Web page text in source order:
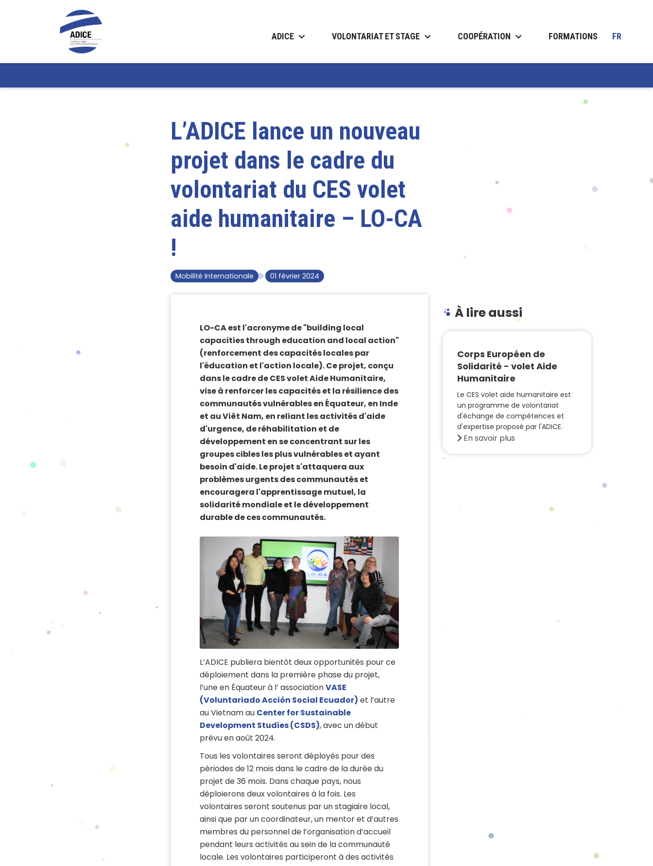
ADICE VOLONTARIAT ET STAGE COOPÉRATION FORMATIONS FR
L’ADICE lance un nouveau
projet dans le cadre du
volontariat du CES volet
aide humanitaire – LO-CA
!
Mobilité Internationale 01 février 2024
LO-CA est l'acronyme de "building local
capacities through education and local action"
(renforcement des capacités locales par
l'éducation et l'action locale). Ce projet, conçu
dans le cadre de CES volet Aide Humanitaire,
vise à renforcer les capacités et la résilience des
communautés vulnérables en Équateur, en Inde
et au Viêt Nam, en reliant les activités d'aide
d'urgence, de réhabilitation et de
développement en se concentrant sur les
groupes cibles les plus vulnérables et ayant
besoin d'aide. Le projet s'attaquera aux
problèmes urgents des communautés et
encouragera l'apprentissage mutuel, la
solidarité mondiale et le développement
durable de ces communautés.
L’ADICE publiera bientôt deux opportunités pour ce
déploiement dans la première phase du projet,
l’une en Équateur à l’ associationVASE
(Voluntariado Acción Social Ecuador) et l’autre
au Vietnam au Center for Sustainable
Development Studies (CSDS), avec un début
prévu en août 2024.
Tous les volontaires seront déployés pour des
périodes de 12 mois dans le cadre de la durée du
projet de 36 mois. Dans chaque pays, nous
déploierons deux volontaires à la fois. Les
volontaires seront soutenus par un stagiaire local,
ainsi que par un coordinateur, un mentor et d’autres
membres du personnel de l’organisation d’accueil
pendant leurs activités au sein de la communauté
locale. Les volontaires participeront à des activités
À lire aussi
Corps Européen de
Solidarité - volet Aide
Humanitaire
Le CES volet aide humanitaire est
un programme de volontariat
d'échange de compétences et
d'expertise proposé par l'ADICE.
En savoir plus